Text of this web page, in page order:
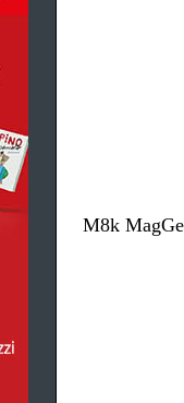
M8k